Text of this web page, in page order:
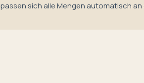
passen sich alle Mengen automatisch an